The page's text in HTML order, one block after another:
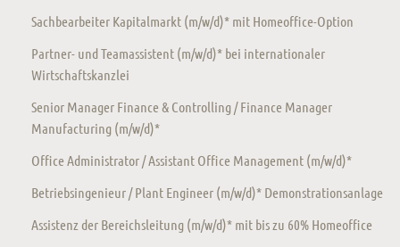
Sachbearbeiter Kapitalmarkt (m/w/d)* mit Homeoffice-Option
Partner- und Teamassistent (m/w/d)* bei internationaler
Wirtschaftskanzlei
Senior Manager Finance & Controlling / Finance Manager
Manufacturing (m/w/d)*
Office Administrator / Assistant Office Management (m/w/d)*
Betriebsingenieur / Plant Engineer (m/w/d)* Demonstrationsanlage
Assistenz der Bereichsleitung (m/w/d)* mit bis zu 60% Homeoffice